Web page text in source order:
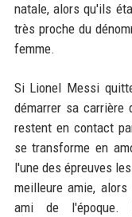
natale, alors qu'ils
très proche du
femme.
Si Lionel Messi
démarrer sa carrière
restent en contact
se transforme en
l'une des épreuves
meilleure amie,
ami de l'époque.